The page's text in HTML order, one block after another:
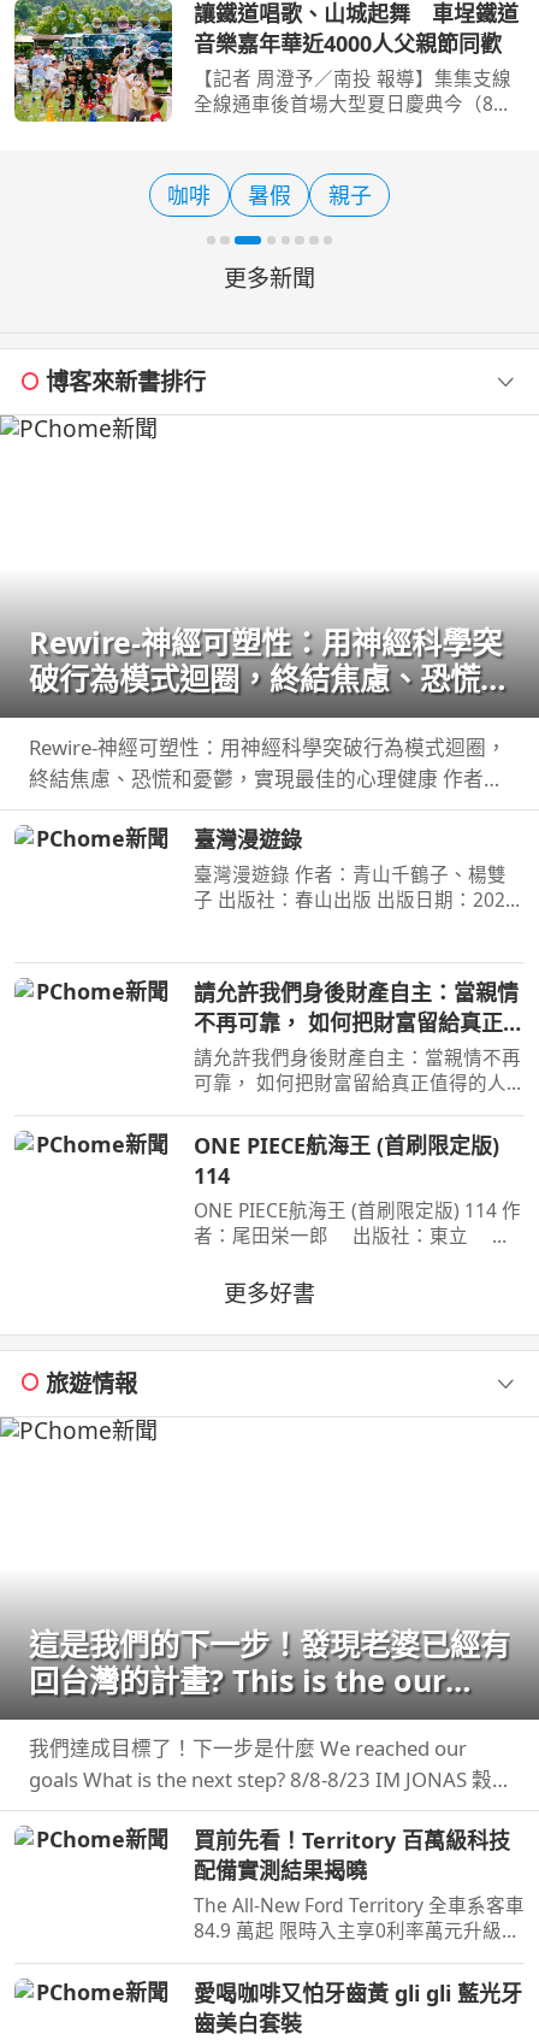
捷運象山站沿著信義路5段南側人行空
間步行至松德路，綿延百公
讓鐵道唱歌、山城起舞 車埕鐵道
音樂嘉年華近4000人父親節同歡
【記者 周澄予／南投 報導】集集支線
全線通車後首場大型夏日慶典今（8）
鐵道音樂嘉年華—讓鐵道唱歌，讓山城
起舞」，結合鐵道、音樂
咖啡 暑假 親子
更多新聞
博客來新書排行
Rewire-神經可塑性：用神經科學突
破行為模式迴圈，終結焦慮、恐慌和
憂鬱，實現最佳的心理健康
Rewire-神經可塑性：用神經科學突破行為模式迴圈，
終結焦慮、恐慌和憂鬱，實現最佳的心理健康 作者：
妮可•維諾拉（Nicole Vignola） 出版社：麥田 出版日
期：2024-05-30 00:00:00 ＜內容簡介＞ 無法
臺灣漫遊錄
臺灣漫遊錄 作者：青山千鶴子、楊雙
子 出版社：春山出版 出版日期：2020-
華麗面世 「我們一起吃遍臺島吧！」
――青山千鶴子（
請允許我們身後財產自主：當親情
不再可靠， 如何把財富留給真正值
得的人
請允許我們身後財產自主：當親情不再
可靠， 如何把財富留給真正值得的人
出版日期：2026-07-02 00:00:00 當人
心失去分寸，再高明的遺囑規劃也可能
成為空談當人性貪婪暴
ONE PIECE航海王 (首刷限定版)
114
ONE PIECE航海王 (首刷限定版) 114 作
者：尾田栄一郎 出版社：東立 出
歷史黑暗當中的「諸神峽谷事件」，其
全貌終於即將揭曉！席捲號稱最可怕海
賊團的洛克斯海賊團
更多好書
旅遊情報
這是我們的下一步！發現老婆已經有
回台灣的計畫? This is the our
next step
我們達成目標了！下一步是什麼 We reached our
goals What is the next step? 8/8-8/23 IM JONAS 穀
卡卡 專屬限時團購
買前先看！Territory 百萬級科技
配備實測結果揭曉
The All-New Ford Territory 全車系客車
84.9 萬起 限時入主享0利率萬元升級旗
補助) 預約試 ...
愛喝咖啡又怕牙齒黃 gli gli 藍光牙
齒美白套裝